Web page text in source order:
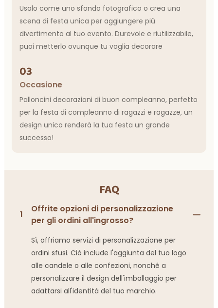
Usalo come uno sfondo fotografico o crea una
scena di festa unica per aggiungere più
divertimento al tuo evento. Durevole e riutilizzabile,
puoi metterlo ovunque tu voglia decorare
03
Occasione
Palloncini decorazioni di buon compleanno, perfetto
per la festa di compleanno di ragazzi e ragazze, un
design unico renderà la tua festa un grande
successo!
FAQ
1
Offrite opzioni di personalizzazione
per gli ordini all'ingrosso?
Sì, offriamo servizi di personalizzazione per
ordini sfusi. Ciò include l'aggiunta del tuo logo
alle candele o alle confezioni, nonché a
personalizzare il design dell'imballaggio per
adattarsi all'identità del tuo marchio.